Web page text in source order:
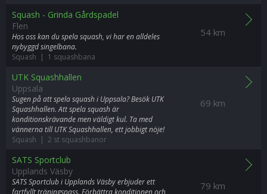
54 km
Squash - Grinda Gårdspadel
Flen
Hos oss kan du spela squash, vi har en alldeles
nybyggd singelbana.
Squash | 1 squashbana
69 km
UTK Squashhallen
Uppsala
Sugen på att spela squash i Uppsala? Besök UTK
Squashhallen. Att spela squash är
konditionskrävande men väldigt kul. Ta med
vännerna till UTK Squashhallen, ett jobbigt nöje!
Squash | 2 st squashbanor
79 km
SATS Sportclub
Upplands Väsby
SATS Sportclub i Upplands Väsby erbjuder ett
fartfyllt träningspass. Förbättra konditionen och